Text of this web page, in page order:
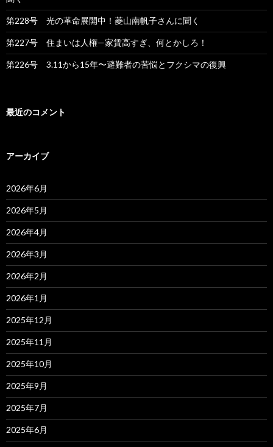
第228号 光の革命展開中！菱山南帆子さんに聞く
第227号 住まいは人権—家賃高すぎ、何とかしろ！
第226号 3.11から15年〜避難者の苦悩とフクシマの復興
最近のコメント
アーカイブ
2026年6月
2026年5月
2026年4月
2026年3月
2026年2月
2026年1月
2025年12月
2025年11月
2025年10月
2025年9月
2025年7月
2025年6月